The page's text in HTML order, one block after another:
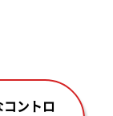
コントロ